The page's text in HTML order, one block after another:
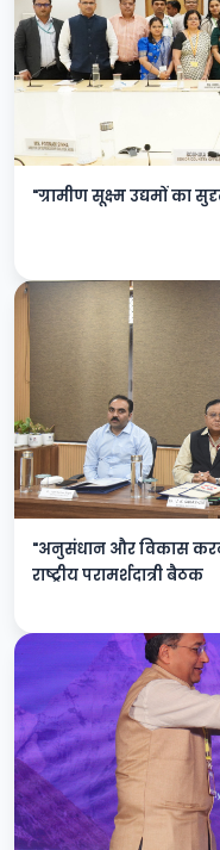
"ग्रामीण सूक्ष्म उद्यमों का
"अनुसंधान और विकास
राष्ट्रीय परामर्शदात्री बैठक